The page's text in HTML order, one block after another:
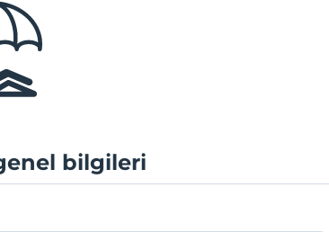
bilgileri